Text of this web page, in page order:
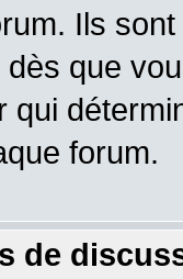
Ils
que
qui
forum.
de